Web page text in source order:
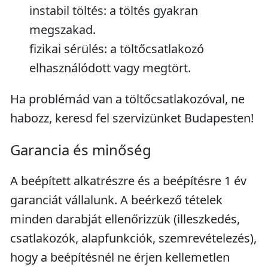
instabil töltés: a töltés gyakran
megszakad.
fizikai sérülés: a töltőcsatlakozó
elhasználódott vagy megtört.
Ha problémád van a töltőcsatlakozóval, ne
habozz, keresd fel szervizünket Budapesten!
Garancia és minőség
A beépített alkatrészre és a beépítésre 1 év
garanciát vállalunk. A beérkező tételek
minden darabját ellenőrizzük (illeszkedés,
csatlakozók, alapfunkciók, szemrevételezés),
hogy a beépítésnél ne érjen kellemetlen